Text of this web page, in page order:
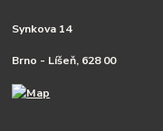
Synkova 14
Brno - Líšeň, 628 00